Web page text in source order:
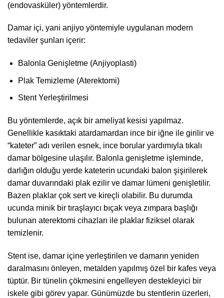
(endovasküler) yöntemlerdir.
Damar içi, yani anjiyo yöntemiyle uygulanan modern
tedaviler şunları içerir:
Balonla Genişletme (Anjiyoplasti)
Plak Temizleme (Aterektomi)
Stent Yerleştirilmesi
Bu yöntemlerde, açık bir ameliyat kesisi yapılmaz.
Genellikle kasıktaki atardamardan ince bir iğne ile girilir ve
“kateter” adı verilen esnek, ince borular yardımıyla tıkalı
damar bölgesine ulaşılır. Balonla genişletme işleminde,
darlığın olduğu yerde kateterin ucundaki balon şişirilerek
damar duvarındaki plak ezilir ve damar lümeni genişletilir.
Bazen plaklar çok sert ve kireçli olabilir. Bu durumda
ucunda minik bir tıraşlayıcı bıçak veya zımpara başlığı
bulunan aterektomi cihazları ile plaklar fiziksel olarak
temizlenir.
Stent ise, damar içine yerleştirilen ve damarın yeniden
daralmasını önleyen, metalden yapılmış özel bir kafes veya
tüptür. Bir tünelin çökmesini engelleyen destekleyici bir
iskele gibi görev yapar. Günümüzde bu stentlerin üzerleri,